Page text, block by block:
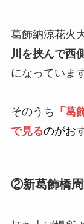
葛飾納涼花火
川を挟んで西
になっています
そのうち 「葛
で見るのがお
②新葛飾橋